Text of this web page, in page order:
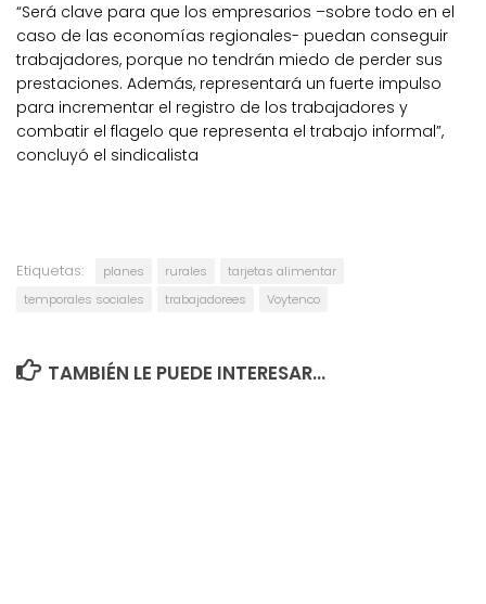
“Será clave para que los empresarios –sobre todo en el
caso de las economías regionales- puedan conseguir
trabajadores, porque no tendrán miedo de perder sus
prestaciones. Además, representará un fuerte impulso
para incrementar el registro de los trabajadores y
combatir el flagelo que representa el trabajo informal”,
concluyó el sindicalista
Etiquetas: planes rurales
tarjetas alimentar
temporales sociales
trabajadorees Voytenco
TAMBIÉN LE PUEDE INTERESAR...